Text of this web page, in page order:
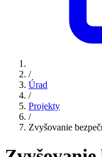
/
Úrad
/
Projekty
/
Zvyšovanie